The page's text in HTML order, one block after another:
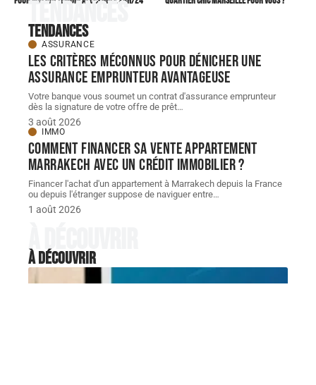
Tendances
Tendances
ASSURANCE
Les critères méconnus pour dénicher une
assurance emprunteur avantageuse
Votre banque vous soumet un contrat d'assurance emprunteur
dès la signature de votre offre de prêt…
3 août 2026
IMMO
Comment financer sa vente appartement
Marrakech avec un crédit immobilier ?
Financer l'achat d'un appartement à Marrakech depuis la France
ou depuis l'étranger suppose de naviguer entre…
1 août 2026
À découvrir
À découvrir